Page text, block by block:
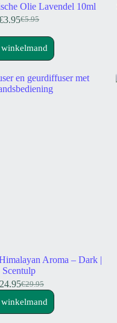
Olie Lavendel 10ml
€5.95
Oorspronkelijke
prijs
was:
3.95Huidige
prijs
is:
Aroma – Dark |
Scentulp
€29.95
Oorspronkelijke
prijs
Huidige
prijs